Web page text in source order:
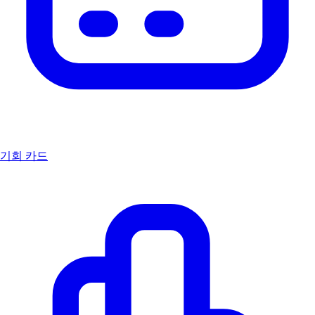
기회 카드